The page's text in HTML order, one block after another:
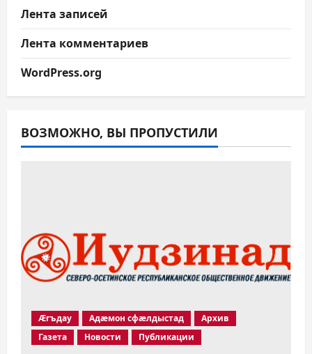
Лента записей
Лента комментариев
WordPress.org
ВОЗМОЖНО, ВЫ ПРОПУСТИЛИ
Æгъдау Адæмон сфæлдыстад
Архив
Газета
Новости Публикации